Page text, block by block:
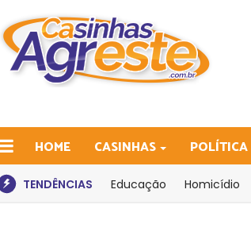
HOME CASINHAS POLÍTICA
TENDÊNCIAS Educação Homicídio